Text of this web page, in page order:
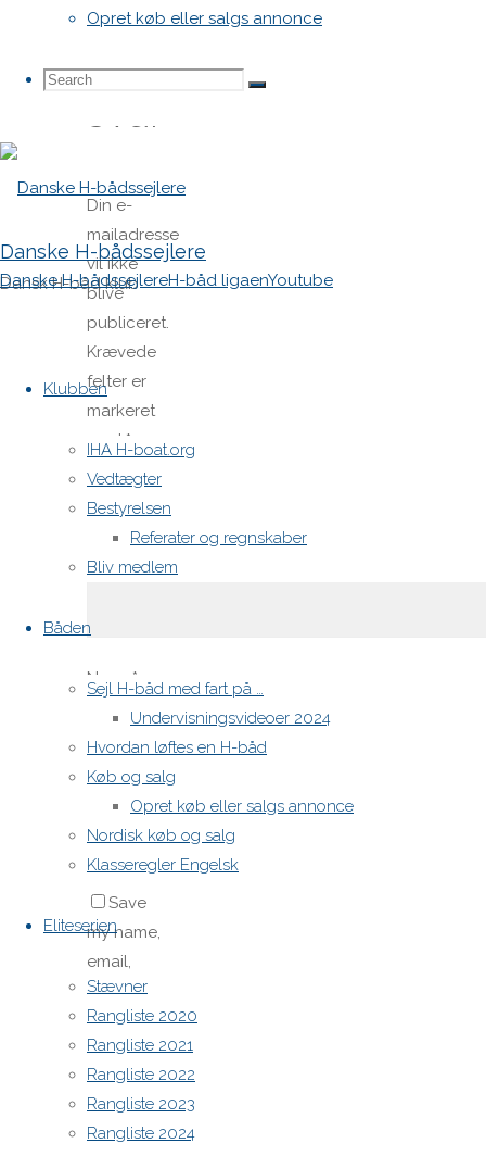
Opret køb eller salgs annonce
Search
Search
Search
Danske H-bådssejlere
Dansk H-båd klub
Danske H-bådssejlereH-båd ligaenYoutube
Klubben
IHA H-boat.org
Vedtægter
Bestyrelsen
Referater og regnskaber
Bliv medlem
Båden
Sejl H-båd med fart på …
Undervisningsvideoer 2024
Hvordan løftes en H-båd
Køb og salg
Opret køb eller salgs annonce
Nordisk køb og salg
Klasseregler Engelsk
Eliteserien
Stævner
Rangliste 2020
Rangliste 2021
Rangliste 2022
Rangliste 2023
Rangliste 2024
et
svar
Din e-
mailadresse
vil ikke
blive
publiceret.
Krævede
felter er
markeret
med*
Comment
Name *
Email*
Website
Save
my name,
email,
and site
URL in my
browser
for next
time I
post a